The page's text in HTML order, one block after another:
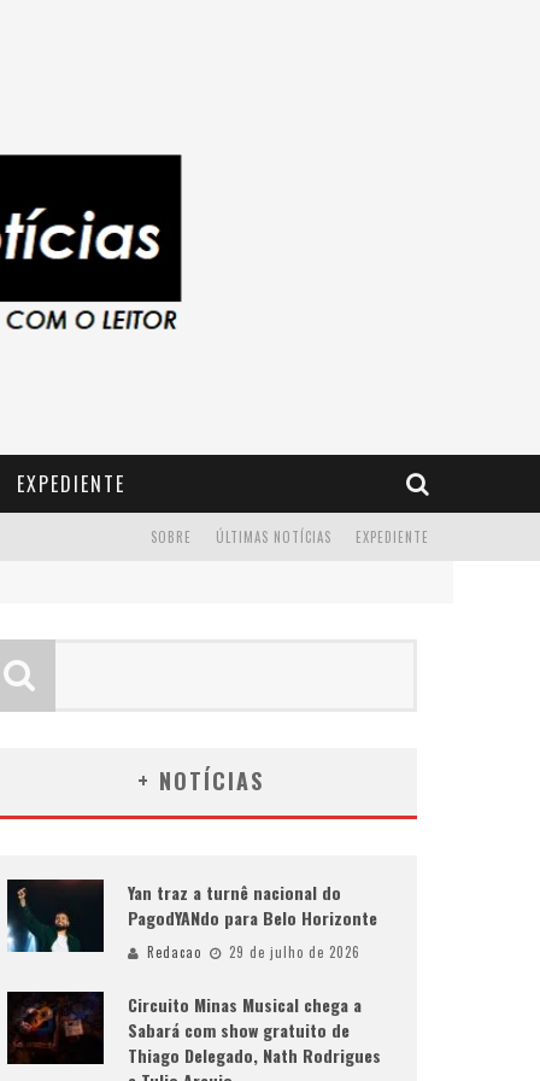
EXPEDIENTE
EXPEDIENTE
ÚLTIMAS NOTÍCIAS
SOBRE
+ NOTÍCIAS
Yan traz a turnê nacional do
PagodYANdo para Belo Horizonte
Redacao 29 de julho de 2026
Circuito Minas Musical chega a
Sabará com show gratuito de
Thiago Delegado, Nath Rodrigues